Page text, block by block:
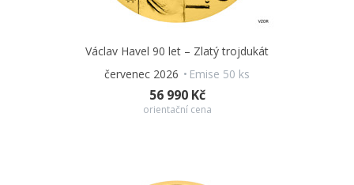
Václav Havel 90 let – Zlatý trojdukát
červenec 2026
Emise 50 ks
56 990 Kč
orientační cena